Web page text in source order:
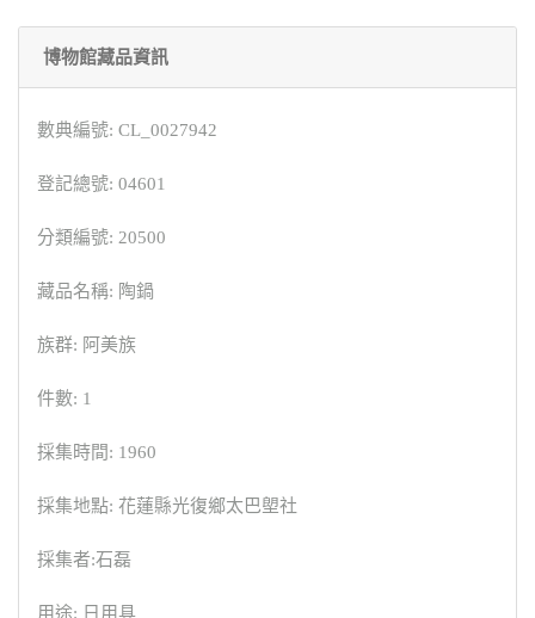
博物館藏品資訊
數典編號: CL_0027942
登記總號: 04601
分類編號: 20500
藏品名稱: 陶鍋
族群: 阿美族
件數: 1
採集時間: 1960
採集地點: 花蓮縣光復鄉太巴塱社
採集者:石磊
用途: 日用具